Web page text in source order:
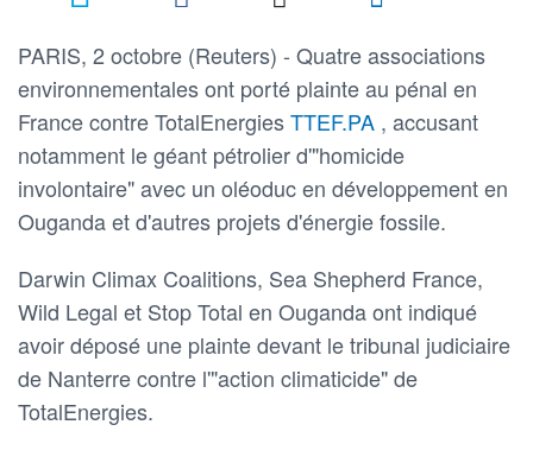
PARIS, 2 octobre (Reuters) - Quatre associations
environnementales ont porté plainte au pénal en
France contre TotalEnergiesTTEF.PA , accusant
notamment le géant pétrolier d'"homicide
involontaire" avec un oléoduc en développement en
Ouganda et d'autres projets d'énergie fossile.
Darwin Climax Coalitions, Sea Shepherd France,
Wild Legal et Stop Total en Ouganda ont indiqué
avoir déposé une plainte devant le tribunal judiciaire
de Nanterre contre l'"action climaticide" de
TotalEnergies.